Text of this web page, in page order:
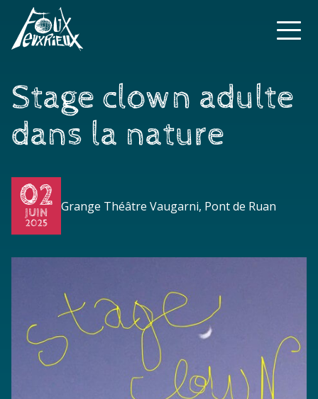
Stage clown adulte
dans la nature
02
JUIN
2025
Grange Théâtre Vaugarni, Pont de Ruan